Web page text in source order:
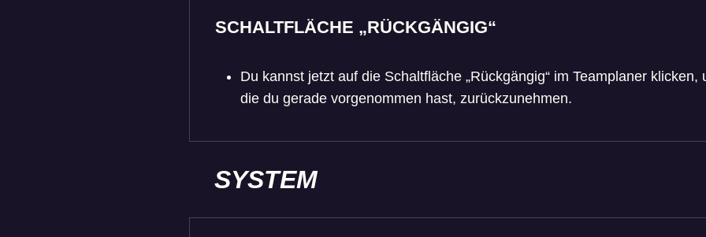
SCHALTFLÄCHE „RÜCKGÄNGIG“
Du kannst jetzt auf die Schaltfläche „Rückgängig“ im Teamplaner klicken,
die du gerade vorgenommen hast, zurückzunehmen.
SYSTEM